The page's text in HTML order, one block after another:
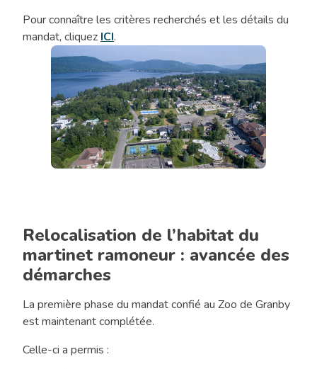
Pour connaître les critères recherchés et les détails du
mandat, cliquez ICI.
l’monde
en
jase
édition
de
2025
Relocalisation de l’habitat du
martinet ramoneur : avancée des
démarches
La première phase du mandat confié au Zoo de Granby
est maintenant complétée.
Celle-ci a permis :